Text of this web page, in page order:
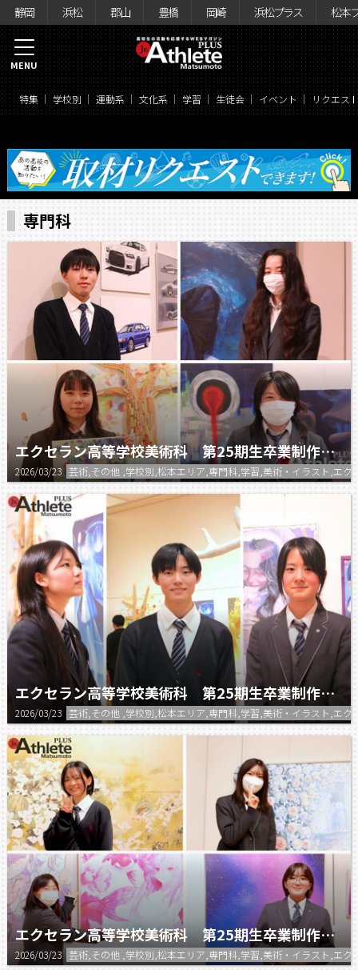
静岡 浜松 郡山 豊橋 岡崎 浜松プラス 松本
特集 学校別 運動系 文化系 学習 生徒会 イベント リクエス
MENU
専門科
エクセラン高等学校美術科 第25期生卒業制作展④
2026/03/23 芸術,その他 ,学校別,松本エリア,専門科,学習,美術・イラスト,エク
エクセラン高等学校美術科 第25期生卒業制作展③
2026/03/23 芸術,その他 ,学校別,松本エリア,専門科,学習,美術・イラスト,エク
エクセラン高等学校美術科 第25期生卒業制作展②
2026/03/23 芸術,その他 ,学校別,松本エリア,専門科,学習,美術・イラスト,エク